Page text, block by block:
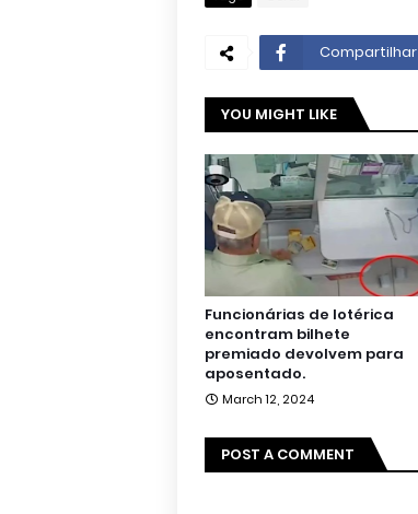
Compartilhar
YOU MIGHT LIKE
Funcionárias de lotérica
encontram bilhete
premiado devolvem para
aposentado.
March 12, 2024
POST A COMMENT